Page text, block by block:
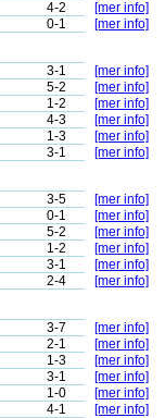
4-2
[mer info]
0-1 [mer info]
3-1
[mer info]
5-2
[mer info]
1-2
[mer info]
4-3
[mer info]
1-3
[mer info]
3-1 [mer info]
3-5
[mer info]
0-1
[mer info]
5-2
[mer info]
1-2
[mer info]
3-1
[mer info]
2-4 [mer info]
3-7
[mer info]
2-1
[mer info]
1-3
[mer info]
3-1
[mer info]
1-0
[mer info]
4-1 [mer info]